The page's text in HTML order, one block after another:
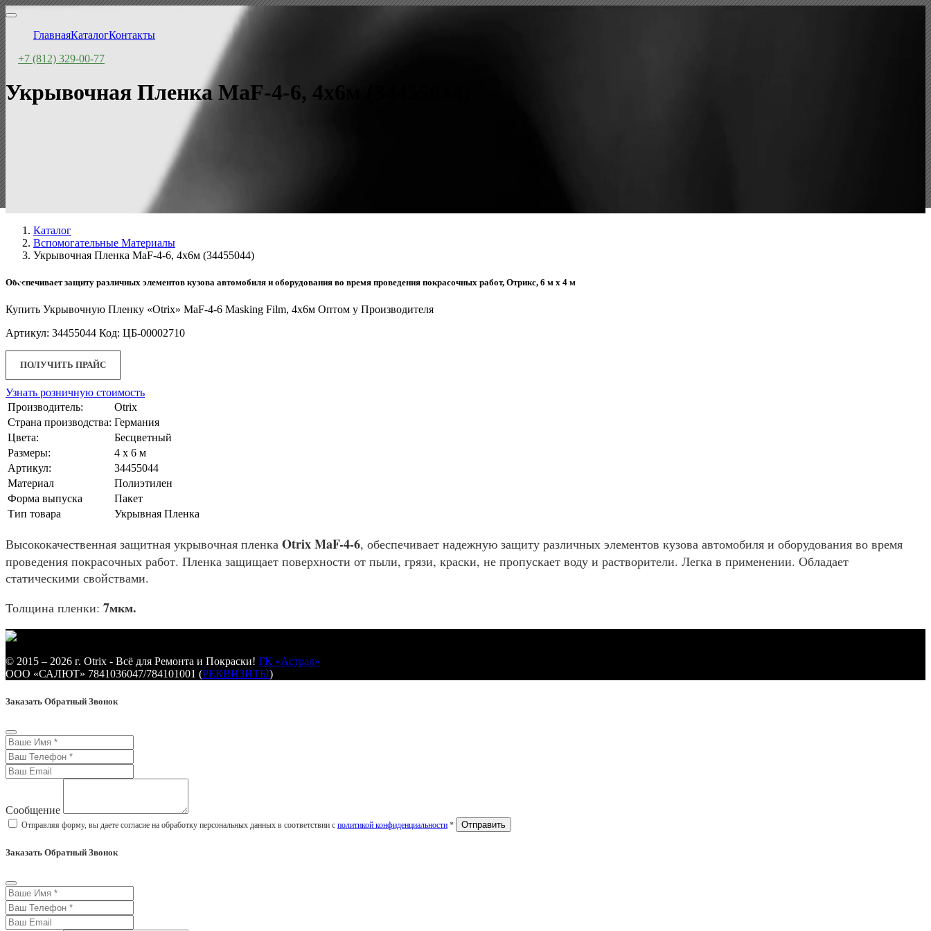
ГлавнаяКаталогКонтакты
+7 (812) 329-00-77
Укрывочная Пленка MaF-4-6, 4x6м (34455044)
Каталог
Вспомогательные Материалы
Укрывочная Пленка MaF-4-6, 4x6м (34455044)
Обеспечивает защиту различных элементов кузова автомобиля и оборудования во время проведения покрасочных работ, Отрикс, 6 м x 4 м
Купить Укрывочную Пленку «Otrix» MaF-4-6 Masking Film, 4x6м Оптом у Производителя
Артикул: 34455044 Код: ЦБ-00002710
ПОЛУЧИТЬ ПРАЙС
Узнать розничную стоимость
Производитель:
Otrix
Страна производства: Германия
Цвета:
Бесцветный
Размеры:
4 x 6 м
Артикул:
34455044
Материал
Полиэтилен
Форма выпуска
Пакет
Тип товара
Укрывная Пленка
Высококачественная защитная укрывочная пленка Otrix MaF-4-6, обеспечивает надежную защиту различных элементов кузова автомобиля и оборудования во время
проведения покрасочных работ. Пленка защищает поверхности от пыли, грязи, краски, не пропускает воду и растворители. Легка в применении. Обладает
статическими свойствами.
Толщина пленки: 7мкм.
© 2015 – 2026 г. Otrix - Всё для Ремонта и Покраски! ГК «Астрал»
ООО «САЛЮТ» 7841036047/784101001 (РЕКВИЗИТЫ)
Заказать Обратный Звонок
Сообщение
Отправляя форму, вы даете согласие на обработку персональных данных в соответствии с политикой конфиденциальности *
Заказать Обратный Звонок